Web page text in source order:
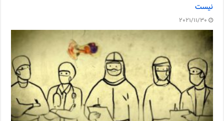
نیست
2021/11/30